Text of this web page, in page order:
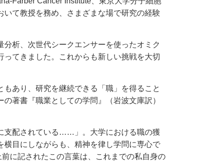
て教授を務め、さまざまな場で研究の経験
析、次世代シークエンサーを使ったオミク
てきました。これからも新しい挑戦を大切
あり、研究を継続できる「職」を得ること
著書『職業としての学問』（岩波文庫訳）
支配されている……」。大学における職の獲
目にしながらも、精神を律し学問に専心で
に記されたこの言葉は、これまでの私自身の